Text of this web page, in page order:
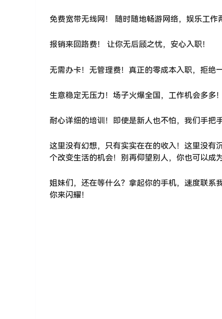
免费宽带无线网！ 随时随地畅游网络，娱乐工作
报销来回路费！ 让你无后顾之忧，安心入职！
无需办卡！无管理费！真正的零成本入职，拒绝
生意稳定无压力！场子火爆全国，工作机会多多！
耐心详细的培训！即使是新人也不怕，我们手把
这里没有幻想，只有实实在在的收入！这里没有
个改变生活的机会！别再仰望别人，你也可以成
姐妹们，还在等什么？拿起你的手机，速度联系
你来闪耀！